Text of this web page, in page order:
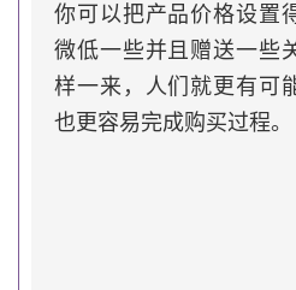
你可以把产品价格设置
微低一些并且赠送一些
样一来，人们就更有可
也更容易完成购买过程。